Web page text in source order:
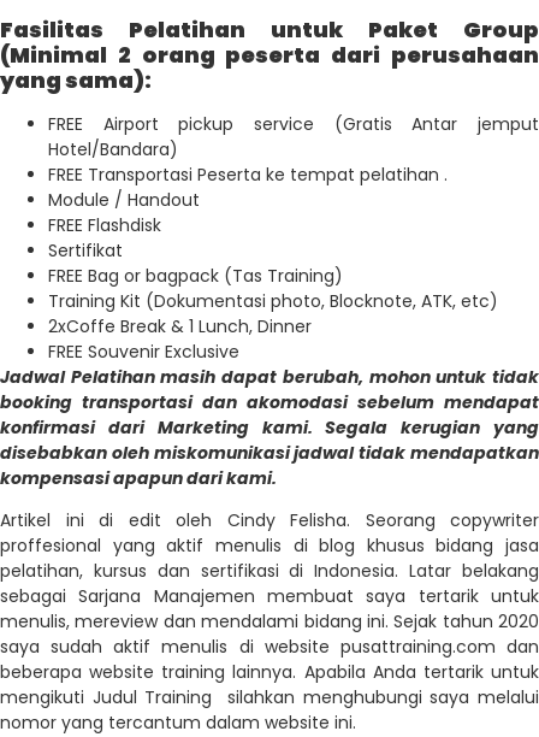
Fasilitas Pelatihan untuk Paket Group
(Minimal 2 orang peserta dari perusahaan
yang sama):
FREE Airport pickup service (Gratis Antar jemput
Hotel/Bandara)
FREE Transportasi Peserta ke tempat pelatihan .
Module / Handout
FREE Flashdisk
Sertifikat
FREE Bag or bagpack (Tas Training)
Training Kit (Dokumentasi photo, Blocknote, ATK, etc)
2xCoffe Break & 1 Lunch, Dinner
FREE Souvenir Exclusive
Jadwal Pelatihan masih dapat berubah, mohon untuk tidak
booking transportasi dan akomodasi sebelum mendapat
konfirmasi dari Marketing kami. Segala kerugian yang
disebabkan oleh miskomunikasi jadwal tidak mendapatkan
kompensasi apapun dari kami.
Artikel ini di edit oleh Cindy Felisha. Seorang copywriter
proffesional yang aktif menulis di blog khusus bidang jasa
pelatihan, kursus dan sertifikasi di Indonesia. Latar belakang
sebagai Sarjana Manajemen membuat saya tertarik untuk
menulis, mereview dan mendalami bidang ini. Sejak tahun 2020
saya sudah aktif menulis di website pusattraining.com dan
beberapa website training lainnya. Apabila Anda tertarik untuk
mengikuti Judul Training silahkan menghubungi saya melalui
nomor yang tercantum dalam website ini.